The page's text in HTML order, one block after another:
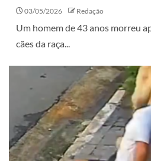
03/05/2026 Redação
Um homem de 43 anos morreu
cães da raça...